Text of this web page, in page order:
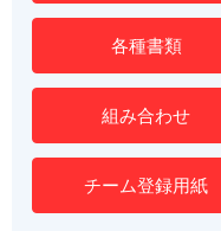
各種書類
組み合わせ
チーム登録用紙